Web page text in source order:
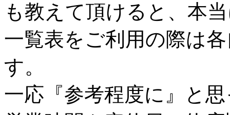
も教えて頂けると、本
一覧表をご利用の際は
す。
一応『参考程度に』と